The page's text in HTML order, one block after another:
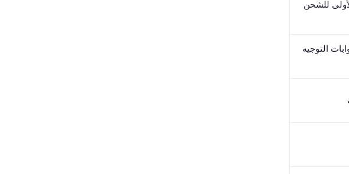
2026؛ البوابة الأولى للشحن
بوابات التوجيه